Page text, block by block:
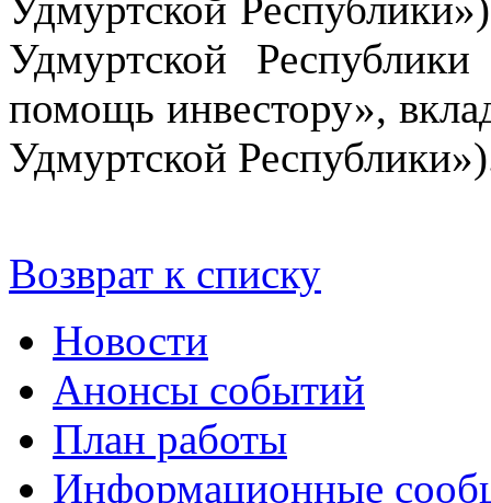
Удмуртской
помощь инвестору»,
Удмуртской
Возврат к списку
Новости
Анонсы событий
План работы
Информационные